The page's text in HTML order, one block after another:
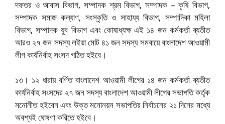
দফতর ও আবাস বিভাগ, সম্পাদক শ্রম বিভাগ, সম্পাদক – কৃষি বিভাগ,
সম্পাদক সমাজ কল্যাণ, সংস্কৃতি ও সাহায্য বিভাগ, সম্পাদিকা মহিলা
বিভাগ, সম্পাদক যুব বিভাগ এবং কোষাধ্যক্ষ এই ১৪ জন কর্মকর্তা ব্যতীত
আরও ২৭ জন সদস্য লইয়া মোট ৪১ জন সদস্য সমবায়ে বাংলাদেশ আওয়ামী
লীগ কার্যনির্বাহ সংসদ গঠিত হইবে।
১৩। ১২ ধারায় বর্ণিত বাংলাদেশ আওয়ামী লীগের ১৪ জন কর্মকর্তা ব্যতীত
কার্যনির্বাহ সংসদের ২৭ জন সদস্য বাংলাদেশ আওয়ামী লীগের সভাপতি কর্তৃক
মনোনীত হইবেন এবং উক্ত মনোনয়ন সভাপতির নির্বাচনের ২১ দিনের মধ্যে
অবশ্যই ঘোষণা করিতে হইবে।